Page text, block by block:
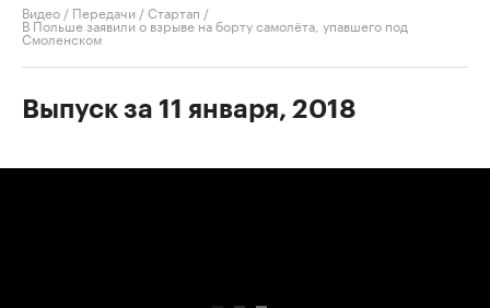
Видео / Передачи /Стартап /
В Польше заявили о взрыве на борту самолёта, упавшего под
Смоленском
Выпуск за 11 января, 2018